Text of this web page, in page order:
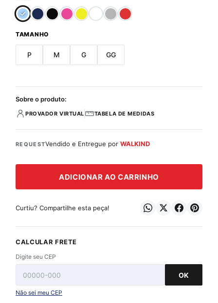
TAMANHO
P M G GG
Sobre o produto:
PROVADOR VIRTUAL TABELA DE MEDIDAS
REQUESTVendido e Entregue porWALKIND
ADICIONAR AO CARRINHO
Curtiu? Compartilhe esta peça!
CALCULAR FRETE
Digite seu CEP
OK
Não sei meu CEP